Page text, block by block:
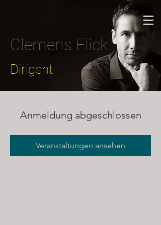
Clemens Flick
Dirigent
Anmeldung abgeschlossen
Veranstaltungen ansehen